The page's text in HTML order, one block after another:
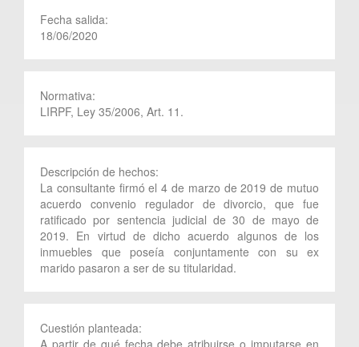
Fecha salida:
18/06/2020
Normativa:
LIRPF, Ley 35/2006, Art. 11.
Descripción de hechos:
La consultante firmó el 4 de marzo de 2019 de mutuo
acuerdo convenio regulador de divorcio, que fue
ratificado por sentencia judicial de 30 de mayo de
2019. En virtud de dicho acuerdo algunos de los
inmuebles que poseía conjuntamente con su ex
marido pasaron a ser de su titularidad.
Cuestión planteada:
A partir de qué fecha debe atribuirse o imputarse en